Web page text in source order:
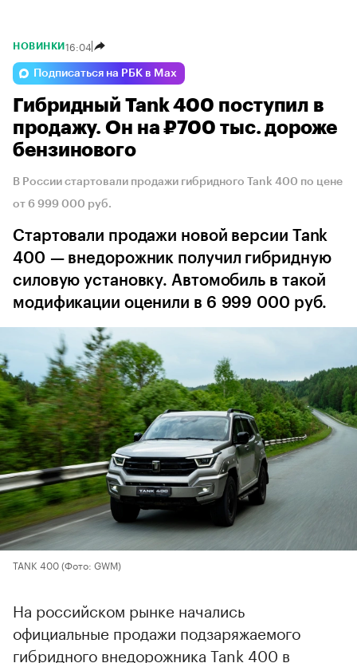
НОВИНКИ 16:04
Подписаться на РБК в Max
Гибридный Tank 400 поступил в
продажу. Он на ₽700 тыс. дороже
бензинового
В России стартовали продажи гибридного Tank 400 по цене
от 6 999 000 руб.
Стартовали продажи новой версии Tank
400 — внедорожник получил гибридную
силовую установку. Автомобиль в такой
модификации оценили в 6 999 000 руб.
TANK 400(Фото: GWM)
На российском рынке начались
официальные продажи подзаряжаемого
гибридного внедорожника Tank 400 в